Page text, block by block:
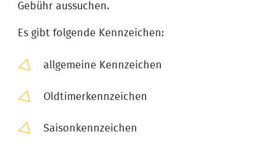
Gebühr aussuchen.
Es gibt folgende Kennzeichen:
allgemeine Kennzeichen
Oldtimerkennzeichen
Saisonkennzeichen